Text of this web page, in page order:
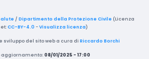
/ Dipartimento della Protezione Civile (Licenza
CC-BY-4.0 -Visualizza licenza)
sviluppo del sito web a cura di Riccardo Borchi
aggiornamento: 08/01/2025 - 17:00